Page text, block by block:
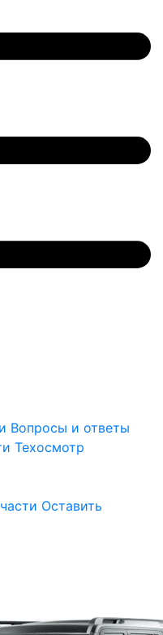
Вопросы и ответы
Техосмотр
Оставить